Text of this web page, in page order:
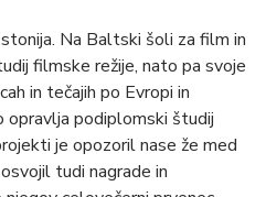
Na Baltski šoli za film in
filmske režije, nato pa svoje
in tečajih po Evropi in
opravlja podiplomski študij
je opozoril nase že med
tudi nagrade in